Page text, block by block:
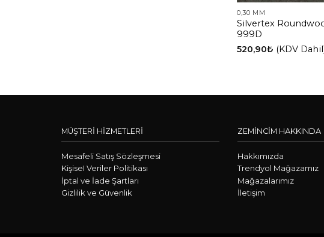
0,30 MM
Silvertex
999D
520,90₺ (KDV
MÜŞTERİ HİZMETLERİ
Mesafeli Satış Sözleşmesi
KişiseI Veriler Politikası
İptal ve İade Şartları
Gizlilik ve Güvenlik
ZEMİNCİM HAKKINDA
Hakkımızda
Trendyol Mağazamız
Mağazalarımız
İletişim